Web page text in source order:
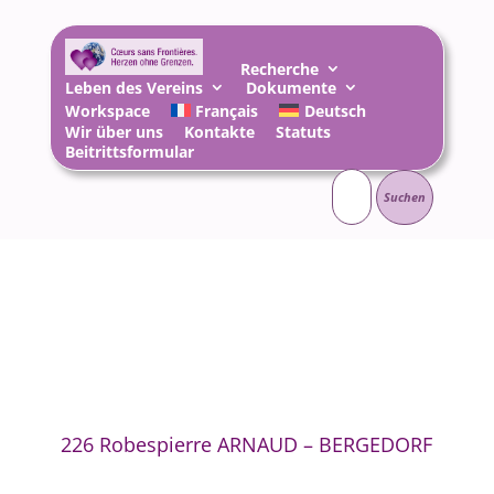
Recherche
Leben des Vereins
Dokumente
Workspace
Français
Deutsch
Wir über uns
Kontakte
Statuts
Beitrittsformular
Suchen
nach:
226 Robespierre ARNAUD – BERGEDORF